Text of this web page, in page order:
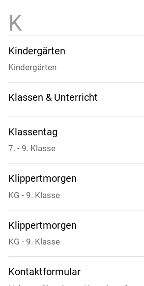
Kindergärten
Kindergärten
Klassen & Unterricht
Klassentag
7. - 9. Klasse
Klippertmorgen
KG - 9. Klasse
Klippertmorgen
KG - 9. Klasse
Kontaktformular